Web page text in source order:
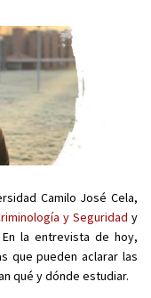
Camilo José Cela,
y Seguridad y
En la entrevista de hoy,
que pueden aclarar las
qué y dónde estudiar.